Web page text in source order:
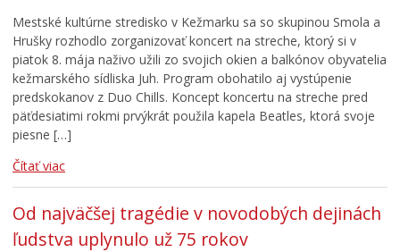
Mestské kultúrne stredisko v Kežmarku sa so skupinou Smola a
Hrušky rozhodlo zorganizovať koncert na streche, ktorý si v
piatok 8. mája naživo užili zo svojich okien a balkónov obyvatelia
kežmarského sídliska Juh. Program obohatilo aj vystúpenie
predskokanov z Duo Chills. Koncept koncertu na streche pred
päťdesiatimi rokmi prvýkrát použila kapela Beatles, ktorá svoje
piesne […]
Čítať viac
Od najväčšej tragédie v novodobých dejinách
ľudstva uplynulo už 75 rokov